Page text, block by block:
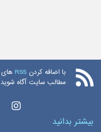
با اضافه کردن RSS های
مطالب سایت آگاه شوید
بیشتر بدانید